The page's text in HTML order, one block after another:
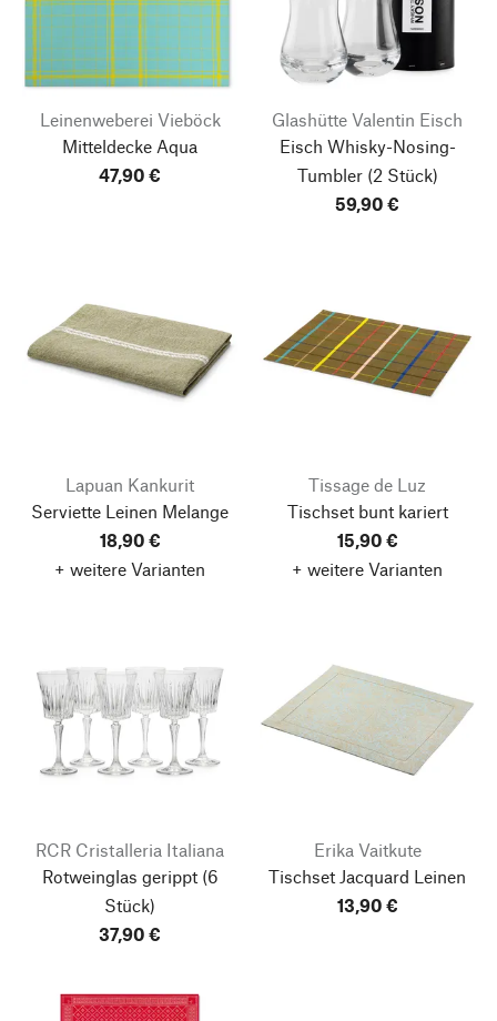
Leinenweberei Vieböck
Mitteldecke Aqua
47,90 €
Glashütte Valentin Eisch
Eisch Whisky-Nosing-
Tumbler(2 Stück)
59,90 €
Lapuan Kankurit
Serviette Leinen Melange
18,90 €
+ weitere Varianten
Tissage de Luz
Tischset bunt kariert
15,90 €
+ weitere Varianten
RCR Cristalleria Italiana
Rotweinglas gerippt(6
Stück)
37,90 €
Erika Vaitkute
Tischset Jacquard Leinen
13,90 €